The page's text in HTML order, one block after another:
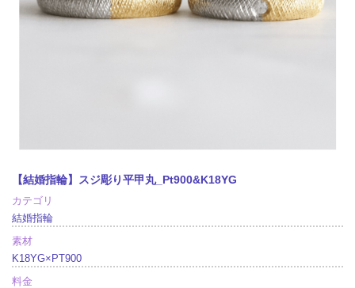
【結婚指輪】スジ彫り平甲丸_Pt900&K18YG
カテゴリ
結婚指輪
素材
K18YG×PT900
料金